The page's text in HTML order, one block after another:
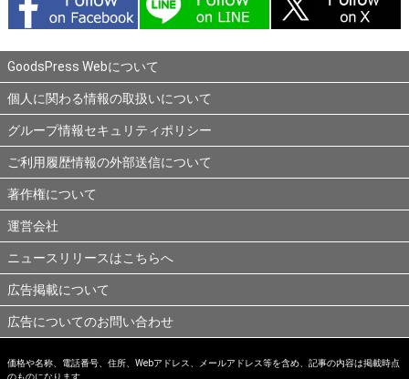
GoodsPress Webについて
個人に関わる情報の取扱いについて
グループ情報セキュリティポリシー
ご利用履歴情報の外部送信について
著作権について
運営会社
ニュースリリースはこちらへ
広告掲載について
広告についてのお問い合わせ
価格や名称、電話番号、住所、Webアドレス、メールアドレス等を含め、記事の内容は掲載時点
のものになります。